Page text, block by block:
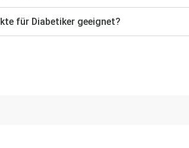
für Diabetiker geeignet?